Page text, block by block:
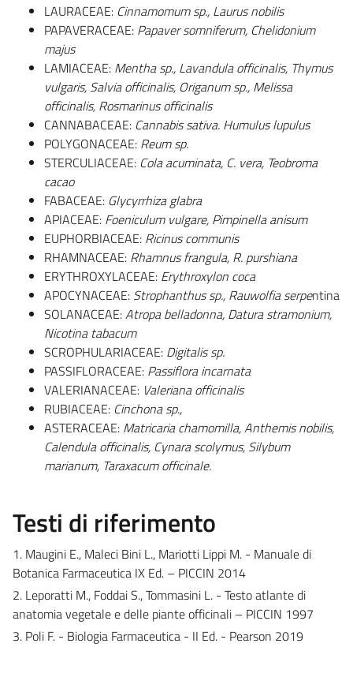
LAURACEAE: Cinnamomum sp., Laurus nobilis
PAPAVERACEAE: Papaver somniferum, Chelidonium
majus
LAMIACEAE: Mentha sp., Lavandula officinalis, Thymus
vulgaris, Salvia officinalis, Origanum sp., Melissa
officinalis, Rosmarinus officinalis
CANNABACEAE: Cannabis sativa. Humulus lupulus
POLYGONACEAE: Reum sp.
STERCULIACEAE: Cola acuminata, C. vera, Teobroma
cacao
FABACEAE: Glycyrrhiza glabra
APIACEAE: Foeniculum vulgare, Pimpinella anisum
EUPHORBIACEAE: Ricinus communis
RHAMNACEAE: Rhamnus frangula, R. purshiana
ERYTHROXYLACEAE: Erythroxylon coca
APOCYNACEAE: Strophanthus sp., Rauwolfia serpentina
SOLANACEAE:Atropa belladonna, Datura stramonium,
Nicotina tabacum
SCROPHULARIACEAE: Digitalis sp.
PASSIFLORACEAE: Passiflora incarnata
VALERIANACEAE: Valeriana officinalis
RUBIACEAE: Cinchona sp.,
ASTERACEAE: Matricaria chamomilla, Anthemis nobilis,
Calendula officinalis, Cynara scolymus, Silybum
marianum, Taraxacum officinale.
Testi di riferimento
1. Maugini E., Maleci Bini L., Mariotti Lippi M. - Manuale di
Botanica Farmaceutica IX Ed. – PICCIN 2014
2. Leporatti M., Foddai S., Tommasini L. - Testo atlante di
anatomia vegetale e delle piante officinali – PICCIN 1997
3. Poli F. - Biologia Farmaceutica - II Ed. - Pearson 2019